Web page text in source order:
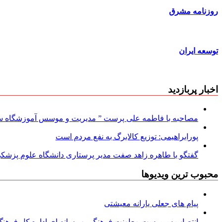
روزنامه مشرق
توسعه ایران
اخبار پربازدید
مصاحبه با فاطمه علی پرست ” مدیریت و موسس آموزشگاه
پورابراهیمی: توزیع کالابرگ به نفع مردم است
گفتگو با طاهره زاهد صفت مدیر پرستاری دانشگاه علوم
محبوب ترین ویدیوها
پیام های جعلی یارانه معیشتی